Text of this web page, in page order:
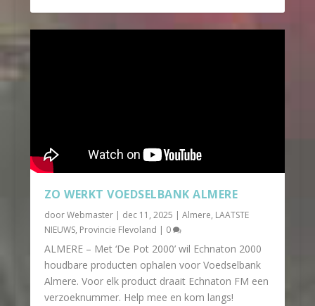
ZO WERKT VOEDSELBANK ALMERE
doorWebmaster| dec 11, 2025 | Almere, LAATSTE
NIEUWS, Provincie Flevoland | 0
ALMERE – Met ‘De Pot 2000’ wil Echnaton 2000
houdbare producten ophalen voor Voedselbank
Almere. Voor elk product draait Echnaton FM een
verzoeknummer. Help mee en kom langs!